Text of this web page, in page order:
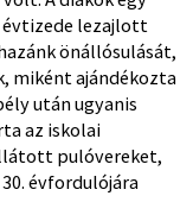
lezajlott
önállósulását,
miként ajándékozta
után ugyanis
az iskolai
pulóvereket,
évfordulójára